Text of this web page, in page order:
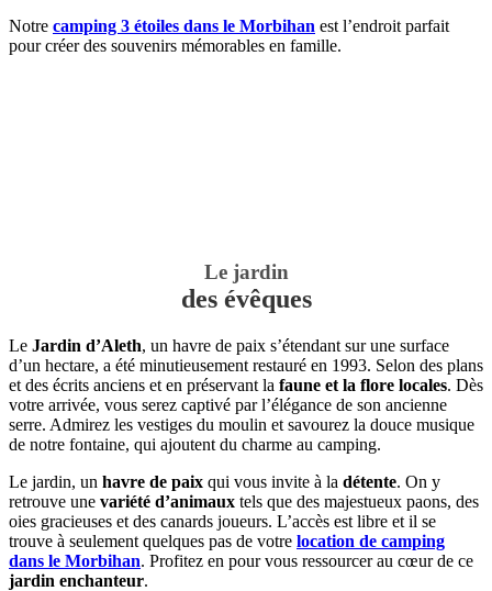
Notre camping 3 étoiles dans le Morbihan est l’endroit parfait
pour créer des souvenirs mémorables en famille.
Le jardin
des évêques
Le Jardin d’Aleth, un havre de paix s’étendant sur une surface
d’un hectare, a été minutieusement restauré en 1993. Selon des plans
et des écrits anciens et en préservant la faune et la flore locales. Dès
votre arrivée, vous serez captivé par l’élégance de son ancienne
serre. Admirez les vestiges du moulin et savourez la douce musique
de notre fontaine, qui ajoutent du charme au camping.
Le jardin, un havre de paix qui vous invite à la détente. On y
retrouve une variété d’animaux tels que des majestueux paons, des
oies gracieuses et des canards joueurs. L’accès est libre et il se
trouve à seulement quelques pas de votre location de camping
dans le Morbihan. Profitez en pour vous ressourcer au cœur de ce
jardin enchanteur.